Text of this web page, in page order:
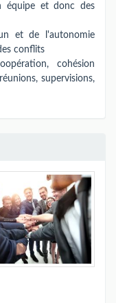
équipe et donc des
et de l'autonomie
conflits
cohésion
supervisions,